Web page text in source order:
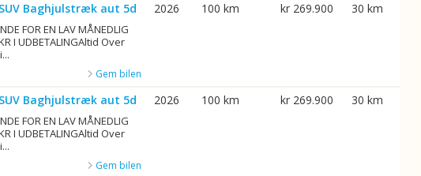
Baghjulstræk aut 5d
FOR EN LAV MÅNEDLIG
I UDBETALINGAltid Over
Gem bilen
2026 100 km kr 269.900 30 km
Baghjulstræk aut 5d
FOR EN LAV MÅNEDLIG
I UDBETALINGAltid Over
Gem bilen
2026 100 km kr 269.900 30 km